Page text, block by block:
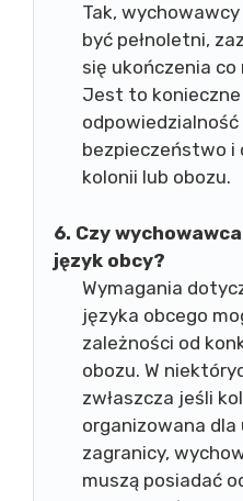
Tak,
być pełnoletni,
się ukończenia
Jest to
odpowiedzialność
bezpieczeństwo i
kolonii lub obozu.
6. Czy
język obcy?
Wymagania
języka obcego
zależności od
obozu. W
zwłaszcza jeśli
organizowana
zagranicy,
muszą posiadać